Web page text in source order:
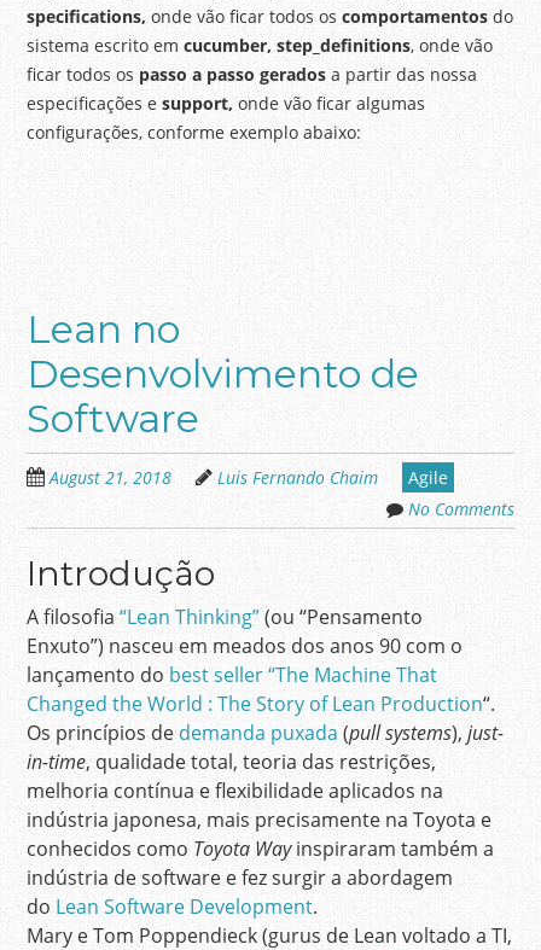
specifications,onde vão ficar todos oscomportamentosdo
sistema escrito emcucumber, step_definitions, onde vão
ficar todos ospasso a passo gerados a partir das nossa
especificações esupport,onde vão ficar algumas
configurações, conforme exemplo abaixo:
Lean no
Desenvolvimento de
Software
August 21, 2018 Luis Fernando Chaim
Agile
No Comments
Introdução
A filosofia“Lean Thinking”(ou “Pensamento
Enxuto”) nasceu em meados dos anos 90 com o
lançamento dobest seller “The Machine That
Changed the World : The Story of Lean Production“.
Os princípios dedemanda puxada (pull systems), just-
in-time, qualidade total, teoria das restrições,
melhoria contínua e flexibilidade aplicados na
indústria japonesa, mais precisamente na Toyota e
conhecidos como Toyota Wayinspiraram também a
indústria de software e fez surgir a abordagem
do Lean Software Development.
Mary e Tom Poppendieck (gurus de Lean voltado a TI,